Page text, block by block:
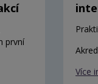
první
Více